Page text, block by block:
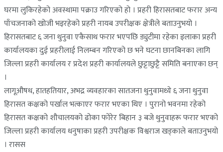
घरमा लुकिरहेको अवस्थामा पक्राउ गरिएको हो । प्रहरी हिरासतबाट फरार अन्य
पाँचजनाको खोजी भइरहेको प्रहरी नायब उपरीक्षक क्षेत्रीले बताउनुभयो ।
हिरासतबाट ६ जना थुनुवा एकैसाथ फरार भएपछि ड्युटीमा रहेका इलाका प्रहरी
कार्यालयका दुई प्रहरीलाई निलम्बन गरिएको छ भने घटना छानबिनका लागि
जिल्ला प्रहरी कार्यालय र प्रदेश प्रहरी कार्यालयले छुट्टाछुट्टै समिति बनाएका छन्
।
लागूऔषध, हातहतियार, अभद्र व्यवहारका सातजना थुनुवामध्ये ६ जना थुनुवा
हिरासत कक्षको पर्खाल भत्काएर फरार भएका थिए । पुरानो भवनमा रहेको
हिरासत कक्षको शौचालयको ढोका फोरेर बिहान ३ बजे थुनुवाहरू फरार भएको
जिल्ला प्रहरी कार्यालय धनुषाका प्रहरी उपरीक्षक विश्वराज खड्काले बताउनुभयो
। रासस